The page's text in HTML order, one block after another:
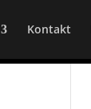
Kontakt